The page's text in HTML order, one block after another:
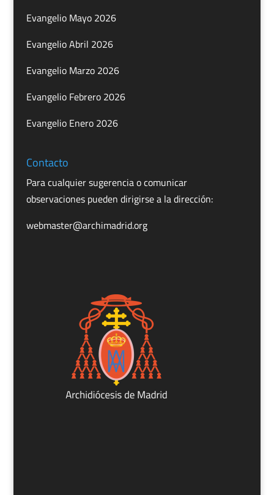
Evangelio Mayo 2026
Evangelio Abril 2026
Evangelio Marzo 2026
Evangelio Febrero 2026
Evangelio Enero 2026
Contacto
Para cualquier sugerencia o comunicar
observaciones pueden dirigirse a la dirección:
webmaster@archimadrid.org